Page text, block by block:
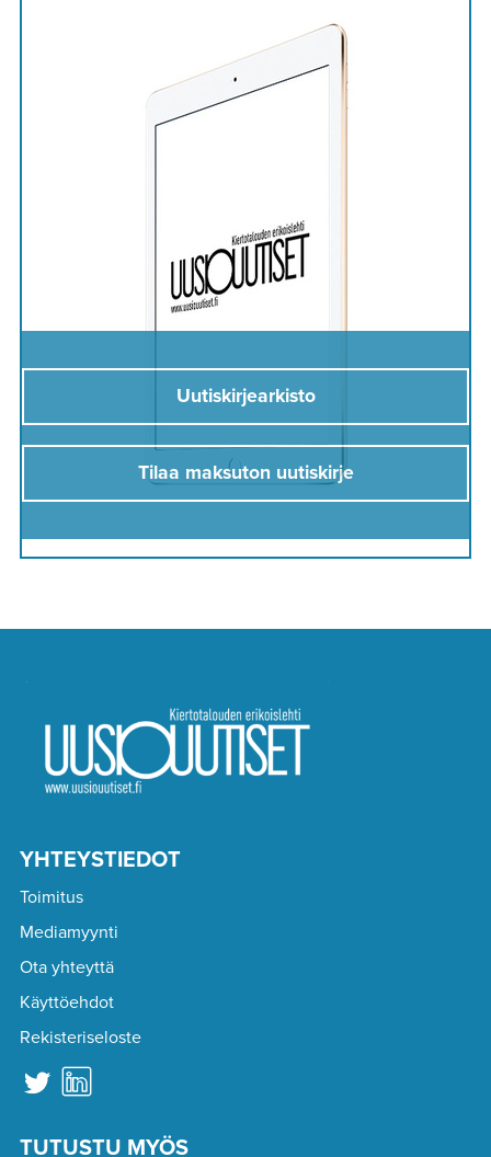
Uutiskirjearkisto
Tilaa maksuton uutiskirje
YHTEYSTIEDOT
Toimitus
Mediamyynti
Ota yhteyttä
Käyttöehdot
Rekisteriseloste
TUTUSTU MYÖS